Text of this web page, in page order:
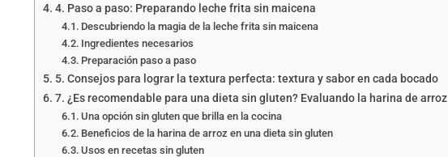
4. Paso a paso: Preparando leche frita sin maicena
Descubriendo la magia de la leche frita sin maicena
Ingredientes necesarios
Preparación paso a paso
5. Consejos para lograr la textura perfecta: textura y sabor en cada bocado
7. ¿Es recomendable para una dieta sin gluten? Evaluando la harina de arroz
Una opción sin gluten que brilla en la cocina
Beneficios de la harina de arroz en una dieta sin gluten
Usos en recetas sin gluten